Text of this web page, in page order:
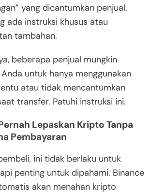
yang dicantumkan penjual.
ada instruksi khusus atau
tambahan.
beberapa penjual mungkin
untuk hanya menggunakan
atau tidak mencantumkan
transfer. Patuhi instruksi ini.
Lepaskan Kripto Tanpa
Pembayaran
ini tidak berlaku untuk
penting untuk dipahami. Binance
akan menahan kripto